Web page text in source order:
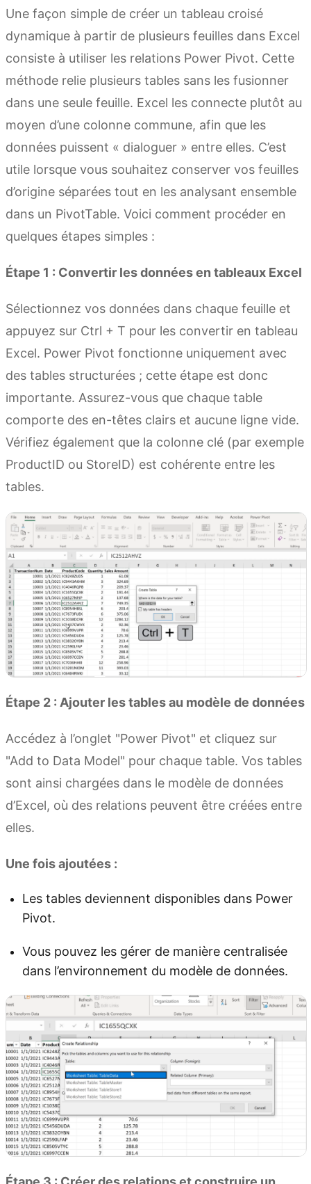
Une façon simple de créer un tableau croisé
dynamique à partir de plusieurs feuilles dans Excel
consiste à utiliser les relations Power Pivot. Cette
méthode relie plusieurs tables sans les fusionner
dans une seule feuille. Excel les connecte plutôt au
moyen d’une colonne commune, afin que les
données puissent « dialoguer » entre elles. C’est
utile lorsque vous souhaitez conserver vos feuilles
d’origine séparées tout en les analysant ensemble
dans un PivotTable. Voici comment procéder en
quelques étapes simples :
Étape 1 : Convertir les données en tableaux Excel
Sélectionnez vos données dans chaque feuille et
appuyez sur Ctrl + T pour les convertir en tableau
Excel. Power Pivot fonctionne uniquement avec
des tables structurées ; cette étape est donc
importante. Assurez-vous que chaque table
comporte des en-têtes clairs et aucune ligne vide.
Vérifiez également que la colonne clé (par exemple
ProductID ou StoreID) est cohérente entre les
tables.
Étape 2 : Ajouter les tables au modèle de données
Accédez à l’onglet "Power Pivot" et cliquez sur
"Add to Data Model" pour chaque table. Vos tables
sont ainsi chargées dans le modèle de données
d’Excel, où des relations peuvent être créées entre
elles.
Une fois ajoutées :
Les tables deviennent disponibles dans Power
Pivot.
Vous pouvez les gérer de manière centralisée
dans l’environnement du modèle de données.